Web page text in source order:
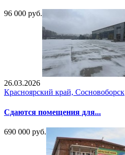
96 000 руб.
26.03.2026
Красноярский край, Сосновоборск
Сдаются помещения для...
690 000 руб.